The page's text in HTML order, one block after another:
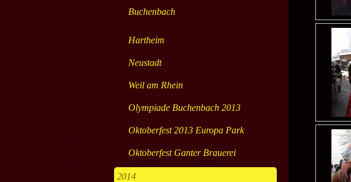
Buchenbach
Hartheim
Neustadt
Weil am Rhein
Olympiade Buchenbach 2013
Oktoberfest 2013 Europa Park
Oktoberfest Ganter Brauerei
2014